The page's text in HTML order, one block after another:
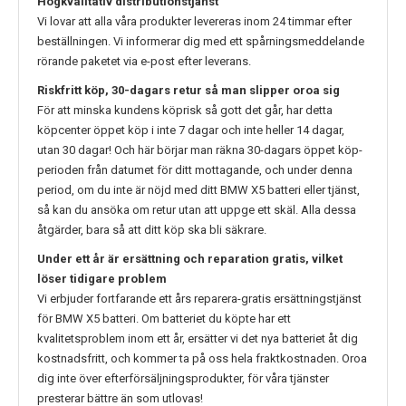
Vi lovar att alla våra produkter levereras inom 24 timmar efter
beställningen. Vi informerar dig med ett spårningsmeddelande
rörande paketet via e-post efter leverans.
Riskfritt köp, 30-dagars retur så man slipper oroa sig
För att minska kundens köprisk så gott det går, har detta
köpcenter öppet köp i inte 7 dagar och inte heller 14 dagar,
utan 30 dagar! Och här börjar man räkna 30-dagars öppet köp-
perioden från datumet för ditt mottagande, och under denna
period, om du inte är nöjd med ditt BMW X5 batteri eller tjänst,
så kan du ansöka om retur utan att uppge ett skäl. Alla dessa
åtgärder, bara så att ditt köp ska bli säkrare.
Under ett år är ersättning och reparation gratis, vilket
löser tidigare problem
Vi erbjuder fortfarande ett års reparera-gratis ersättningstjänst
förBMW X5 batteri. Om batteriet du köpte har ett
kvalitetsproblem inom ett år, ersätter vi det nya batteriet åt dig
kostnadsfritt, och kommer ta på oss hela fraktkostnaden. Oroa
dig inte över efterförsäljningsprodukter, för våra tjänster
presterar bättre än som utlovas!